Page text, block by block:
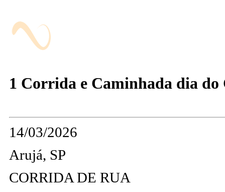
1 Corrida e Caminhada dia
14/03/2026
Arujá, SP
CORRIDA DE RUA